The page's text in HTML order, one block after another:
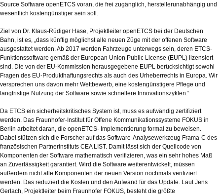
Source Software openETCS voran, die frei zugänglich, herstellerunabhängig und
wesentlich kostengünstiger sein soll.
Ziel von Dr. Klaus-Rüdiger Hase, Projektleiter openETCS bei der Deutschen
Bahn, ist es, „dass künftig möglichst alle neuen Züge mit der offenen Software
ausgestattet werden. Ab 2017 werden Fahrzeuge unterwegs sein, deren ETCS-
Funktionssoftware gemäß der European Union Public License (EUPL) lizensiert
sind. Die von der EU-Kommission herausgegebene EUPL berücksichtigt sowohl
Fragen des EU-Produkthaftungsrechts als auch des Urheberrechts in Europa. Wir
versprechen uns davon mehr Wettbewerb, eine kostengünstigere Pflege und
langfristige Nutzung der Software sowie schnellere Innovationszyklen.“
Da ETCS ein sicherheitskritisches System ist, muss es aufwändig zertifiziert
werden. Das Fraunhofer-Institut für Offene Kommunikationssysteme FOKUS in
Berlin arbeitet daran, die openETCS- Implementierung formal zu beweisen.
Dabei stützen sich die Forscher auf das Software-Analysewerkzeug Frama-C des
französischen Partnerinstituts CEA LIST. Damit lässt sich der Quellcode von
Komponenten der Software mathematisch verifizieren, was ein sehr hohes Maß
an Zuverlässigkeit garantiert. Wird die Software weiterentwickelt, müssen
außerdem nicht alle Komponenten der neuen Version nochmals verifiziert
werden. Das reduziert die Kosten und den Aufwand für das Update. Laut Jens
Gerlach, Projektleiter beim Fraunhofer FOKUS, besteht die größte